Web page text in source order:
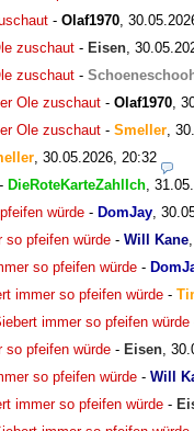
- Olaf1970
zuschaut - Eisen
zuschaut -
Ole zuschaut - Olaf1970
Ole zuschaut - Smeller
30.05.2026, 20:32
- DieRoteKarteZahlIch
würde - DomJay
so pfeifen würde - Will Kane
so pfeifen würde -
immer so pfeifen würde -
immer so pfeifen würde
so pfeifen würde - Eisen
so pfeifen würde - Will
immer so pfeifen würde -